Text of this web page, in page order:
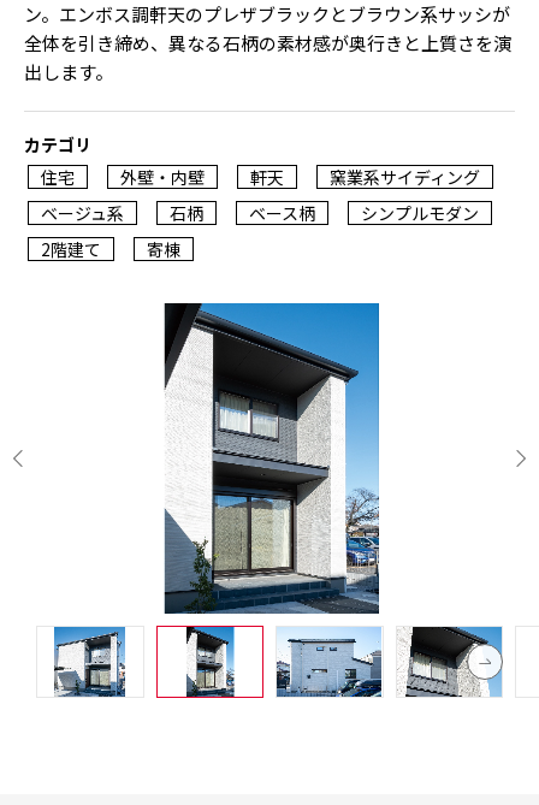
ン。エンボス調軒天のプレザブラックとブラウン系サッシが
全体を引き締め、異なる石柄の素材感が奥行きと上質さを演
出します。
カテゴリ
住宅
外壁・内壁 軒天
窯業系サイディング
ベージュ系
石柄 ベース柄
シンプルモダン
2階建て
寄棟